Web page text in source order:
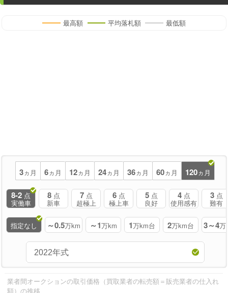
最高額 平均落札額 最低額
3ヵ月 6ヵ月 12ヵ月 24ヵ月 36ヵ月 60ヵ月 120ヵ月
8-2 点
実働車
8 点
新車
7 点
超極上
6 点
極上車
5 点
良好
4 点
使用感有
3 点
難有
指定なし ～0.5万km ～1万km 1万km台 2万km台 3～4万
業者間オークションの取引価格（買取業者の転売額＝販売業者の仕入れ
額）の推移